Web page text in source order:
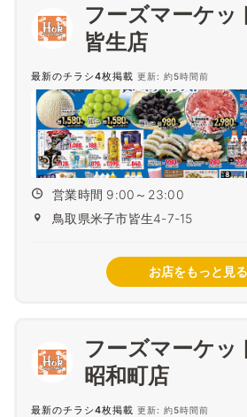
フーズマーケ
皆生店
最新のチラシ4枚掲載 更新: 約5時間前
営業時間 9:00～23:00
鳥取県米子市皆生4-7-15
お店をもっと見る
フーズマーケ
昭和町店
最新のチラシ4枚掲載 更新: 約5時間前